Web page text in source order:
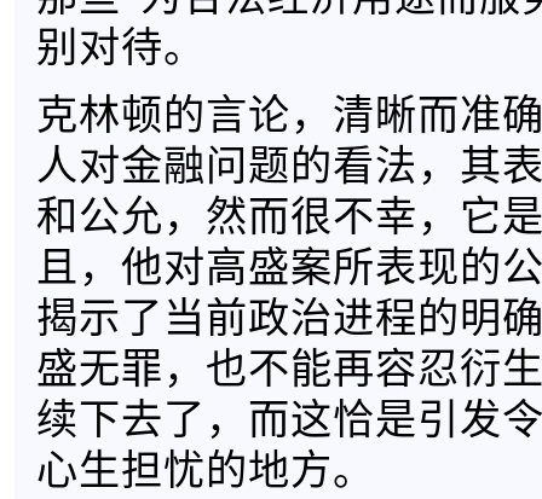
别对待。
克林顿的言论，清晰而准
人对金融问题的看法，其
和公允，然而很不幸，它
且，他对高盛案所表现的
揭示了当前政治进程的明
盛无罪，也不能再容忍衍
续下去了，而这恰是引发
心生担忧的地方。